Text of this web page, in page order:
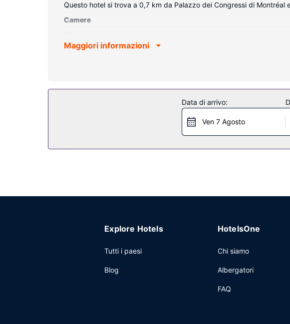
Questo hotel si trova a 0,7 km da Palazzo dei Congressi di Montréal
Camere
restare in contatto con il mondo, mentre la TV con canali in digitale
Maggiori informazioni
Data di arrivo:
Ven 7 Agosto
Explore Hotels
Tutti i paesi
Blog
HotelsOne
Chi siamo
Albergatori
FAQ